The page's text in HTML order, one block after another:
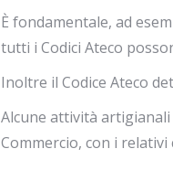
È fondamentale, ad
tutti i Codici Ateco
Inoltre il Codice Ateco
Alcune attività artigianali
Commercio, con i relativi